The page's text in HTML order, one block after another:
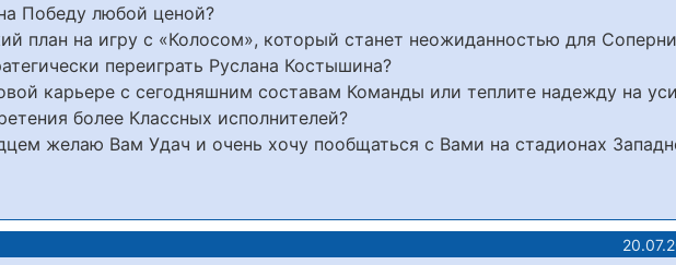
Победу любой ценой?
план на игру с «Колосом», который станет неожиданностью для
переиграть Руслана Костышина?
карьере с сегодняшним составам Команды или теплите надежду на
более Классных исполнителей?
желаю Вам Удач и очень хочу пообщаться с Вами на стадионах